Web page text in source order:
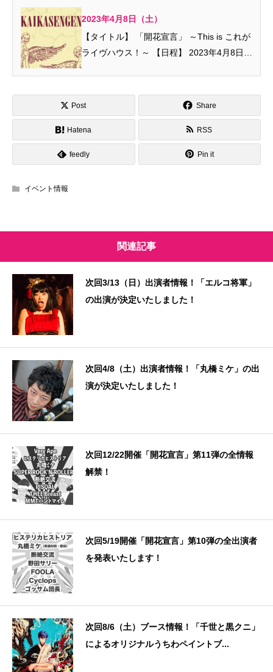
2023年4月8日（土）
【タイトル】 「開花宣言」 ～This is これが
ライヴハウス！～ 【日程】 2023年4月8日
Post Share
Hatena RSS
feedly Pin it
イベント情報
関連記事
次回3/13（日）出演者情報！「エルコ将軍」
の出演が決定いたしました！
次回4/8（土）出演者情報！「丸橋ミケ」の出
演が決定いたしました！
次回12/22開催「開花宣言」第11弾の全情報
解禁！
次回5/19開催「開花宣言」第10弾の全出演者
を発表いたします！
次回8/6（土）ブース情報！「千世と黒クニ」
によるオリジナルうちわペイントブ...